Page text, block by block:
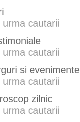
cautarii
cautarii
si evenimente
cautarii
zilnic
cautarii